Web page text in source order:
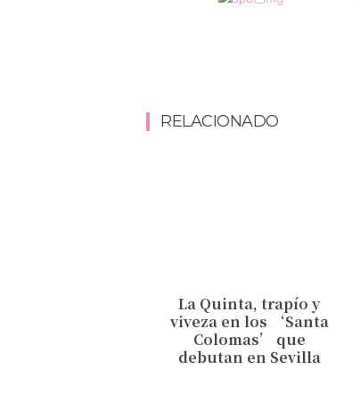
RELACIONADO
La Quinta, trapío y
viveza en los ‘Santa
Colomas’ que
debutan en Sevilla